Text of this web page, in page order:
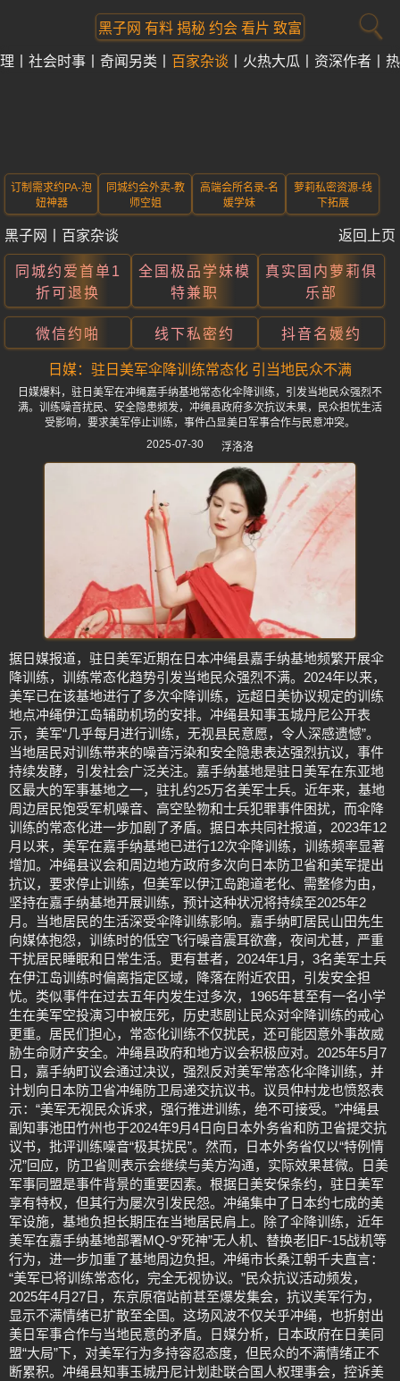
黑子网 有料 揭秘 约会 看片 致富
社会时事 奇闻另类 百家杂谈 火热大瓜 资深作者
订制需求约PA-泡
妞神器
同城约会外卖-教
师空姐
高端会所名录-名
媛学妹
萝莉私密资源-线
下拓展
黑子网 百家杂谈 返回上页
同城约爱首单1
折可退换
全国极品学妹模
特兼职
真实国内萝莉俱
乐部
微信约啪 线下私密约 抖音名媛约
日媒：驻日美军伞降训练常态化 引当地民众不满
日媒爆料，驻日美军在冲绳嘉手纳基地常态化伞降训练，引发当地民众强烈不
满。训练噪音扰民、安全隐患频发，冲绳县政府多次抗议未果，民众担忧生活
受影响，要求美军停止训练，事件凸显美日军事合作与民意冲突。
2025-07-30
浮洛洛
据日媒报道，驻日美军近期在日本冲绳县嘉手纳基地频繁开展伞
降训练，训练常态化趋势引发当地民众强烈不满。2024年以来，
美军已在该基地进行了多次伞降训练，远超日美协议规定的训练
地点冲绳伊江岛辅助机场的安排。冲绳县知事玉城丹尼公开表
示，美军“几乎每月进行训练，无视县民意愿，令人深感遗憾”。
当地居民对训练带来的噪音污染和安全隐患表达强烈抗议，事件
持续发酵，引发社会广泛关注。嘉手纳基地是驻日美军在东亚地
区最大的军事基地之一，驻扎约25万名美军士兵。近年来，基地
周边居民饱受军机噪音、高空坠物和士兵犯罪事件困扰，而伞降
训练的常态化进一步加剧了矛盾。据日本共同社报道，2023年12
月以来，美军在嘉手纳基地已进行12次伞降训练，训练频率显著
增加。冲绳县议会和周边地方政府多次向日本防卫省和美军提出
抗议，要求停止训练，但美军以伊江岛跑道老化、需整修为由，
坚持在嘉手纳基地开展训练，预计这种状况将持续至2025年2
月。当地居民的生活深受伞降训练影响。嘉手纳町居民山田先生
向媒体抱怨，训练时的低空飞行噪音震耳欲聋，夜间尤甚，严重
干扰居民睡眠和日常生活。更有甚者，2024年1月，3名美军士兵
在伊江岛训练时偏离指定区域，降落在附近农田，引发安全担
忧。类似事件在过去五年内发生过多次，1965年甚至有一名小学
生在美军空投演习中被压死，历史悲剧让民众对伞降训练的戒心
更重。居民们担心，常态化训练不仅扰民，还可能因意外事故威
胁生命财产安全。冲绳县政府和地方议会积极应对。2025年5月7
日，嘉手纳町议会通过决议，强烈反对美军常态化伞降训练，并
计划向日本防卫省冲绳防卫局递交抗议书。议员仲村龙也愤怒表
示：“美军无视民众诉求，强行推进训练，绝不可接受。”冲绳县
副知事池田竹州也于2024年9月4日向日本外务省和防卫省提交抗
议书，批评训练噪音“极其扰民”。然而，日本外务省仅以“特例情
况”回应，防卫省则表示会继续与美方沟通，实际效果甚微。日美
军事同盟是事件背景的重要因素。根据日美安保条约，驻日美军
享有特权，但其行为屡次引发民怨。冲绳集中了日本约七成的美
军设施，基地负担长期压在当地居民肩上。除了伞降训练，近年
美军在嘉手纳基地部署MQ-9“死神”无人机、替换老旧F-15战机等
行为，进一步加重了基地周边负担。冲绳市长桑江朝千夫直言：
“美军已将训练常态化，完全无视协议。”民众抗议活动频发，
2025年4月27日，东京原宿站前甚至爆发集会，抗议美军行为，
显示不满情绪已扩散至全国。这场风波不仅关乎冲绳，也折射出
美日军事合作与当地民意的矛盾。日媒分析，日本政府在日美同
盟“大局”下，对美军行为多持容忍态度，但民众的不满情绪正不
断累积。冲绳县知事玉城丹尼计划赴联合国人权理事会，控诉美